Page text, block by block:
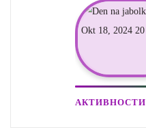
АКТИВНОСТИ